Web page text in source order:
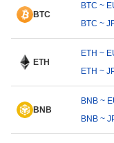
BTC
BTC ~
BTC ~
ETH
ETH ~
ETH ~
BNB
BNB ~
BNB ~